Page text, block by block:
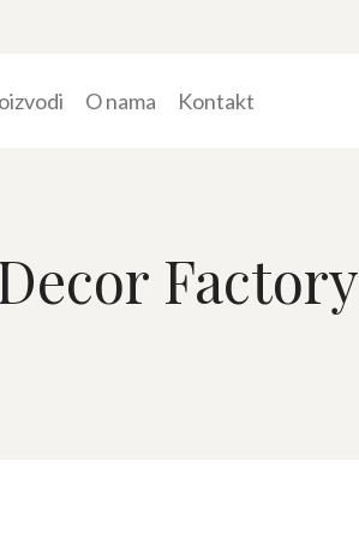
O nama Kontakt
Factory